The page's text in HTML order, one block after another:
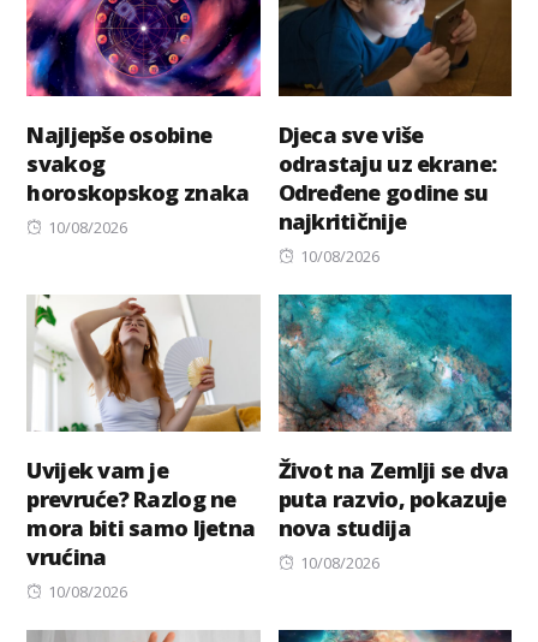
Najljepše osobine
svakog
horoskopskog znaka
Posted
10/08/2026
Djeca sve više
odrastaju uz ekrane:
Određene godine su
najkritičnije
Posted
10/08/2026
Uvijek vam je
prevruće? Razlog ne
mora biti samo ljetna
vrućina
Posted
10/08/2026
Život na Zemlji se dva
puta razvio, pokazuje
nova studija
Posted
10/08/2026